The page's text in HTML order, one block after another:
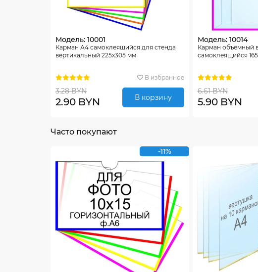
Модель: 10001
Карман А4 самоклеящийся для стенда
вертикальный 225х305 мм
В избранное
3.28 BYN
2.90 BYN В корзину
Модель: 10014
Карман объёмный
самоклеящийся
6.61 BYN
5.90 BYN
Часто покупают
-11%